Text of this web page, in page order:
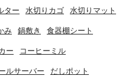
ター 水切りカゴ 水切りマット
み 鍋敷き 食器棚シート
ー コーヒーミル
ルサーバー だしポット